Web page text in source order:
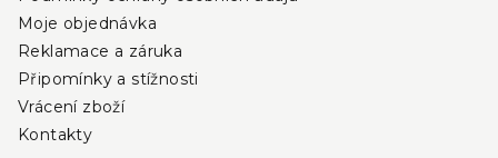
Moje objednávka
Reklamace a záruka
Připomínky a stížnosti
Vrácení zboží
Kontakty